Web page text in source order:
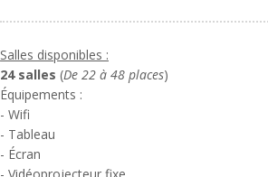
Salles disponibles :
24 salles (De 22 à 48 places)
Équipements :
- Wifi
- Tableau
- Écran
- Vidéoprojecteur fixe